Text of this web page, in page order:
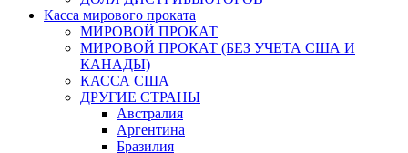
Касса мирового проката
МИРОВОЙ ПРОКАТ
МИРОВОЙ ПРОКАТ (БЕЗ УЧЕТА США И
КАНАДЫ)
КАССА США
ДРУГИЕ СТРАНЫ
Австралия
Аргентина
Бразилия